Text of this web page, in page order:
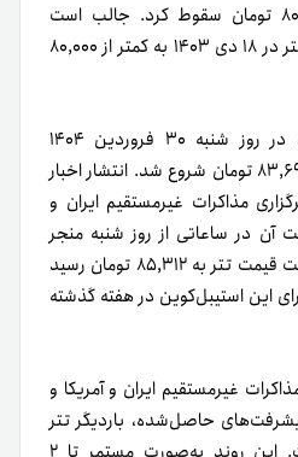
به کمتر از ۸۰,۰۰۰ تومان سقوط کرد. جالب است
بدانید که آخرین بار قیمت تتر در ۱۸ دی ۱۴۰۳ به کمتر از ۸۰,۰۰۰
براساس تحلیل قیمت تتر، در روز شنبه ۳۰ فروردین ۱۴۰۴
معاملات USDT با قیمت ۸۳,۶۹۳ تومان شروع شد. انتشار اخبار
مذاکرات غیرمستقیم ایران و
آن در ساعاتی از روز شنبه منجر
شد؛ به‌طوری‌که در چند ساعت قیمت تتر به ۸۵,۳۱۲ تومان رسید
این استیبل‌کوین در هفته گذشته
غیرمستقیم ایران و آمریکا و
حاصل‌شده، باردیگر تتر